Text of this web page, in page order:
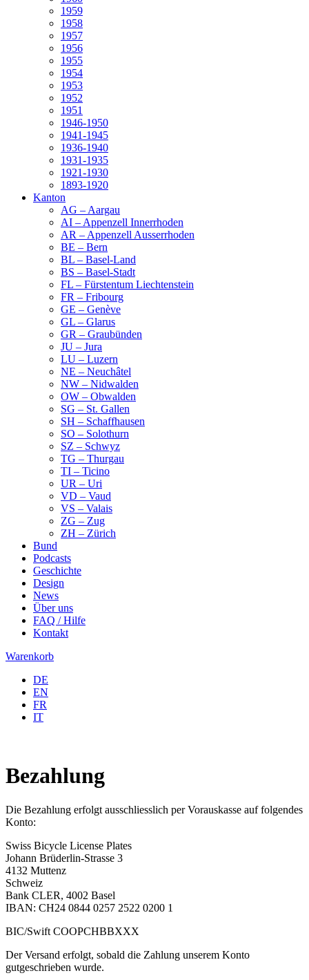
1959
1958
1957
1956
1955
1954
1953
1952
1951
1946-1950
1941-1945
1936-1940
1931-1935
1921-1930
1893-1920
Kanton
AG – Aargau
AI – Appenzell Innerrhoden
AR – Appenzell Ausserrhoden
BE – Bern
BL – Basel-Land
BS – Basel-Stadt
FL – Fürstentum Liechtenstein
FR – Fribourg
GE – Genève
GL – Glarus
GR – Graubünden
JU – Jura
LU – Luzern
NE – Neuchâtel
NW – Nidwalden
OW – Obwalden
SG – St. Gallen
SH – Schaffhausen
SO – Solothurn
SZ – Schwyz
TG – Thurgau
TI – Ticino
UR – Uri
VD – Vaud
VS – Valais
ZG – Zug
ZH – Zürich
Bund
Podcasts
Geschichte
Design
News
Über uns
FAQ / Hilfe
Kontakt
Warenkorb
DE
EN
FR
IT
Bezahlung
Die Bezahlung erfolgt ausschliesslich per Vorauskasse auf folgendes
Konto:
Swiss Bicycle License Plates
Johann Brüderlin-Strasse 3
4132 Muttenz
Schweiz
Bank CLER, 4002 Basel
IBAN: CH24 0844 0257 2522 0200 1
BIC/Swift COOPCHBBXXX
Der Versand erfolgt, sobald die Zahlung unserem Konto
gutgeschrieben wurde.